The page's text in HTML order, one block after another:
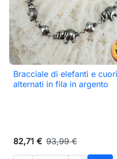
 Anteprima
Bracciale di elefanti e cuori
alternati in fila in argento
82,71 € 93,99 €